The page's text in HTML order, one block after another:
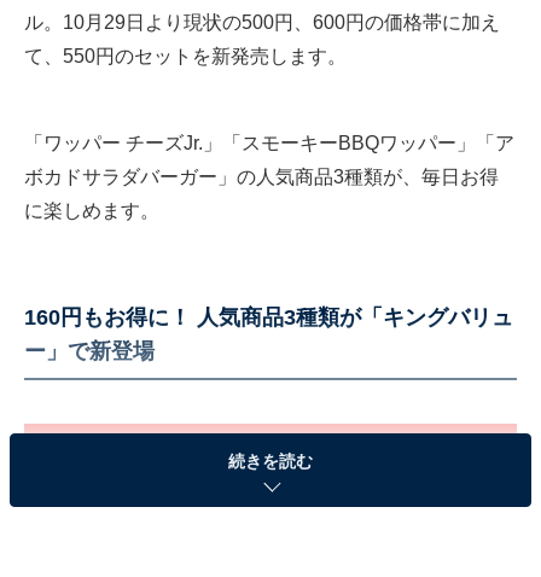
ル。10月29日より現状の500円、600円の価格帯に加え
て、550円のセットを新発売します。
「ワッパー チーズJr.」「スモーキーBBQワッパー」「ア
ボカドサラダバーガー」の人気商品3種類が、毎日お得
に楽しめます。
160円もお得に！ 人気商品3種類が「キングバリュ
ー」で新登場
続きを読む